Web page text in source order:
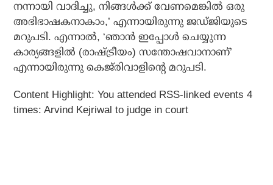
നന്നായി വാദിച്ചു, നിങ്ങള്‍ക്ക് വേണമെങ്കില്‍ ഒരു
അഭിഭാഷകനാകാം,’ എന്നായിരുന്നു ജഡ്ജിയുടെ
മറുപടി. എന്നാല്‍, ‘ഞാന്‍ ഇപ്പോള്‍ ചെയ്യുന്ന
കാര്യങ്ങളില്‍ (രാഷ്ട്രീയം) സന്തോഷവാനാണ്’
എന്നായിരുന്നു കെജ്‌രിവാളിന്റെ മറുപടി.
Content Highlight: You attended RSS-linked events 4
times: Arvind Kejriwal to judge in court